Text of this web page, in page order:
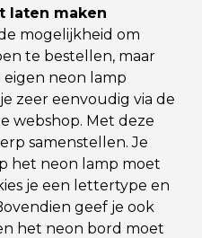
laten maken
mogelijkheid om
te bestellen, maar
eigen neon lamp
zeer eenvoudig via de
webshop. Met deze
samenstellen. Je
het neon lamp moet
je een lettertype en
geef je ook
het neon bord moet